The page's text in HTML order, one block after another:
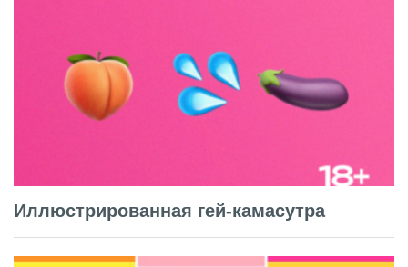
Иллюстрированная гей-камасутра